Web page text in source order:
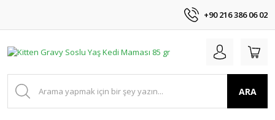
+90 216 386 06 02
ARA